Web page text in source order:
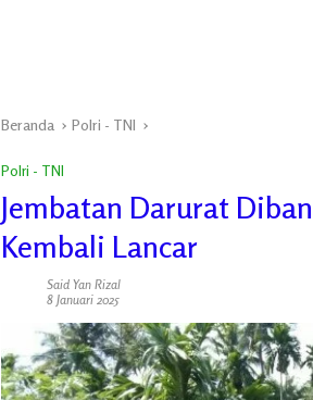
Beranda Polri - TNI
Polri - TNI
Jembatan Darurat
Kembali Lancar
Said Yan Rizal
8 Januari 2025